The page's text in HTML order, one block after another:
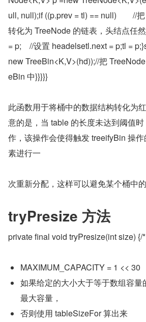
ull, null);if ((p.prev = tl) == null)        //
转化为 TreeNode 的链表，头结点任
= p;    //设置 headelsetl.next = p;tl =
new TreeBin<K,V>(hd));//把
eBin 中}}}}}
此函数用于将桶中的数据结构转化为
意的是，当 table 的长度未达到阈值
作，该操作会使得触发 treeifyBin 操
素进行一
次重新分配，这样可以避免某个桶中的
tryPresize 方法
private final void tryPresize(int size) {/*
MAXIMUM_CAPACITY = 1 << 30
如果给定的大小大于等于数组容量
最大容量，
否则使用 tableSizeFor 算出来